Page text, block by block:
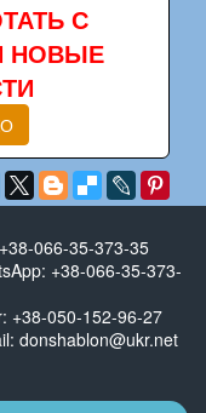
С
НОВЫЕ
066-35-373-35
+38-066-35-373-
+38-050-152-96-27
donshablon@ukr.net